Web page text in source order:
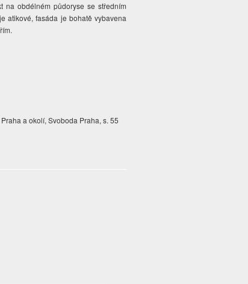
na obdélném půdoryse se středním
atikové, fasáda je bohatě vybavena
a okolí, Svoboda Praha, s. 55